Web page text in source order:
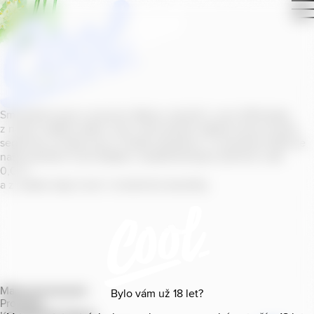
Bylo vám už 18 let?
Smícháním piva s ovocnou šťávou vytvořil v roce
z našich sládků
segmentu na bázi piva v České republice. V současné době se
naše portfolio Cool skládá z nealkoholických příchutí s alk.
0
a z nealko řady Cool+ s funkčními benefity.
Mapa provozoven
Produkty